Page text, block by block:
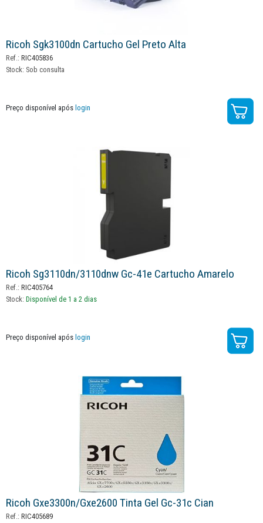
Ricoh Sgk3100dn Cartucho Gel Preto Alta
Ref.: RIC405836
Stock: Sob consulta
Preço disponível após login
Ricoh Sg3110dn/3110dnw Gc-41e Cartucho Amarelo
Ref.: RIC405764
Stock: Disponível de 1 a 2 dias
Preço disponível após login
Ricoh Gxe3300n/gxe2600 Tinta Gel Gc-31c Cian
Ref.: RIC405689